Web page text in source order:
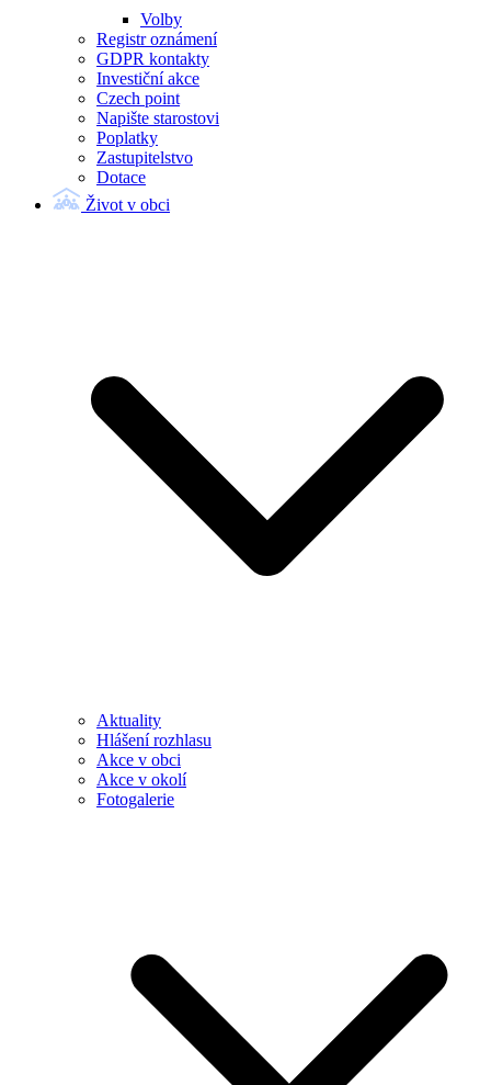
Volby
Registr oznámení
GDPR kontakty
Investiční akce
Czech point
Napište starostovi
Poplatky
Zastupitelstvo
Dotace
Život v obci
Aktuality
Hlášení rozhlasu
Akce v obci
Akce v okolí
Fotogalerie